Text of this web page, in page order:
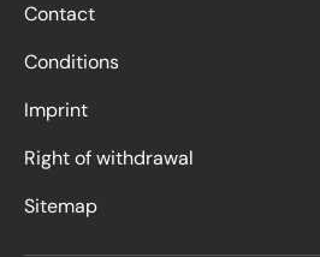
Contact
Conditions
Imprint
Right of withdrawal
Sitemap